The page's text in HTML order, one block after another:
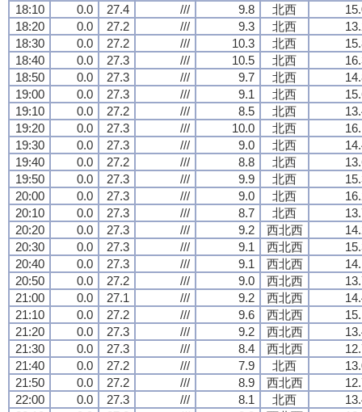
18:10
0.0 27.4 /// 9.8 北西
18:20
0.0 27.2 /// 9.3 北西
18:30
0.0 27.2 /// 10.3 北西
18:40
0.0 27.3 /// 10.5 北西
18:50
0.0 27.3 /// 9.7 北西
19:00
0.0 27.3 /// 9.1 北西
19:10
0.0 27.2 /// 8.5 北西
19:20
0.0 27.3 /// 10.0 北西
19:30
0.0 27.3 /// 9.0 北西
19:40
0.0 27.2 /// 8.8 北西
19:50
0.0 27.3 /// 9.9 北西
20:00
0.0 27.3 /// 9.0 北西
20:10
0.0 27.3 /// 8.7 北西
20:20
0.0 27.3 /// 9.2 西北西
20:30
0.0 27.3 /// 9.1 西北西
20:40
0.0 27.3 /// 9.1 西北西
20:50
0.0 27.2 /// 9.0 西北西
21:00
0.0 27.1 /// 9.2 西北西
21:10
0.0 27.2 /// 9.6 西北西
21:20
0.0 27.3 /// 9.2 西北西
21:30
0.0 27.3 /// 8.4 西北西
21:40
0.0 27.2 /// 7.9 北西
21:50
0.0 27.2 /// 8.9 西北西
22:00
0.0 27.3 /// 8.1 北西